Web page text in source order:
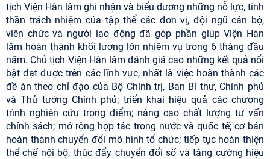
tịch Viện Hàn lâm ghi nhận và biểu dương những nỗ lực, tinh
thần trách nhiệm của tập thể các đơn vị, đội ngũ cán bộ,
viên chức và người lao động đã góp phần giúp Viện Hàn
lâm hoàn thành khối lượng lớn nhiệm vụ trong 6 tháng đầu
năm. Chủ tịch Viện Hàn lâm đánh giá cao những kết quả nổi
bật đạt được trên các lĩnh vực, nhất là việc hoàn thành các
đề án theo chỉ đạo của Bộ Chính trị, Ban Bí thư, Chính phủ
và Thủ tướng Chính phủ; triển khai hiệu quả các chương
trình nghiên cứu trọng điểm; nâng cao chất lượng tư vấn
chính sách; mở rộng hợp tác trong nước và quốc tế; cơ bản
hoàn thành chuyển đổi mô hình tổ chức; tiếp tục hoàn thiện
thể chế nội bộ, thúc đẩy chuyển đổi số và tăng cường hiệu